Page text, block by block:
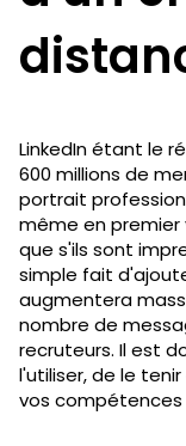
LinkedIn étant le
600 millions de
portrait
même en premier
que s'ils sont
simple fait
augmentera
nombre de
recruteurs. Il est
l'utiliser, de le
vos compétences